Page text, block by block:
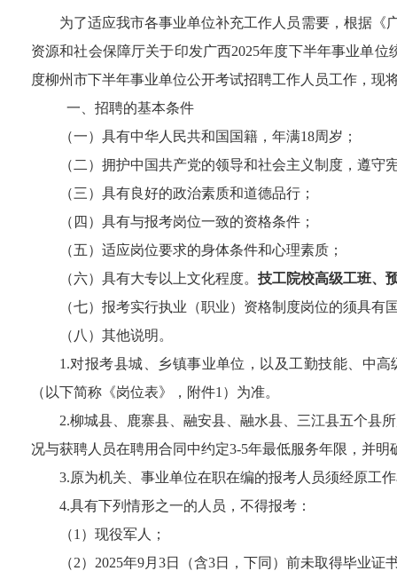
为了适应我市各事业单位补充工作人员需要，根据《
资源和社会保障厅关于印发广西2025年度下半年事业单位
度柳州市下半年事业单位公开考试招聘工作人员工作 ，现
一、招聘的基本条件
（一）具有中华人民共和国国籍，年满18周岁；
（二） 拥护中国共产党的领导和社会主义制度， 遵守
（三）具有良好的政治素质和道德品行；
（四）具有与报考岗位一致的资格条件；
（五）适应岗位要求的身体条件和心理素质 ；
（六）具有大专以上文化程度。 技工院校高级工班、
（七） 报考实行执业（职业）资格制度岗位的须具有
（ 八 ）其他说明。
1.对报考县城、乡镇事业单位，以及工勤技能 、中
（ 以下简称《岗位表》，附件1 ）为准。
2.柳城县、鹿寨县、融安县、融水县、三江县五个县所
况与获聘人员在聘用合同中约定3-5年最低服务年限，并明
3.原为机关、事业单位在职在编的报考人员须经原工
4.具有下列情形之一的人员，不得报考：
（1 ）现役军人；
（2） 2025年9月 3日 （含3日，下同） 前未取得毕业证